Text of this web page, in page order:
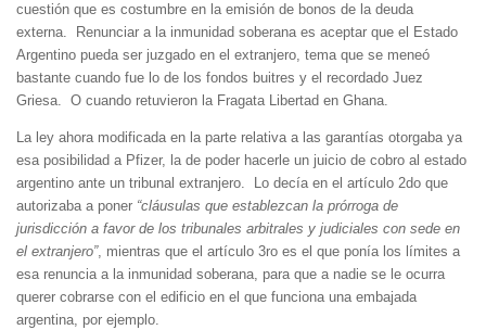
cuestión que es costumbre en la emisión de bonos de la deuda
externa. Renunciar a la inmunidad soberana es aceptar que el Estado
Argentino pueda ser juzgado en el extranjero, tema que se meneó
bastante cuando fue lo de los fondos buitres y el recordado Juez
Griesa. O cuando retuvieron la Fragata Libertad en Ghana.
La ley ahora modificada en la parte relativa a las garantías otorgaba ya
esa posibilidad a Pfizer, la de poder hacerle un juicio de cobro al estado
argentino ante un tribunal extranjero. Lo decía en el artículo 2do que
autorizaba a poner “cláusulas que establezcan la prórroga de
jurisdicción a favor de los tribunales arbitrales y judiciales con sede en
el extranjero”, mientras que el artículo 3ro es el que ponía los límites a
esa renuncia a la inmunidad soberana, para que a nadie se le ocurra
querer cobrarse con el edificio en el que funciona una embajada
argentina, por ejemplo.